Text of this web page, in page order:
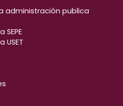
administración publica